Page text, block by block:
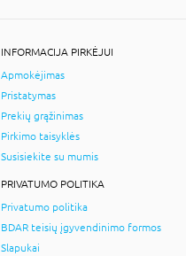
INFORMACIJA PIRKĖJUI
Apmokėjimas
Pristatymas
Prekių grąžinimas
Pirkimo taisyklės
Susisiekite su mumis
PRIVATUMO POLITIKA
Privatumo politika
BDAR teisių įgyvendinimo formos
Slapukai